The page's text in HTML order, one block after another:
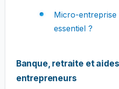
Micro-entreprise
essentiel ?
Banque, retraite et
entrepreneurs